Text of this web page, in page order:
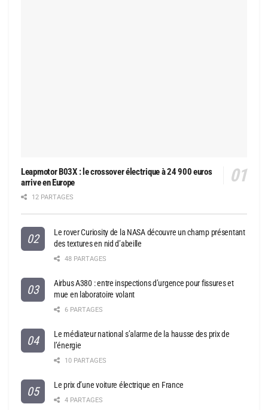
Leapmotor B03X : le crossover électrique à 24 900 euros
arrive en Europe
12 PARTAGES
Le rover Curiosity de la NASA découvre un champ présentant
des textures en nid d’abeille
48 PARTAGES
Airbus A380 : entre inspections d’urgence pour fissures et
mue en laboratoire volant
6 PARTAGES
Le médiateur national s’alarme de la hausse des prix de
l’énergie
10 PARTAGES
Le prix d’une voiture électrique en France
4 PARTAGES